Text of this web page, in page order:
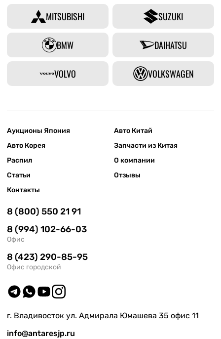
MITSUBISHI SUZUKI
BMW DAIHATSU
VOLVO VOLKSWAGEN
Аукционы Япония
Авто Китай
Авто Корея
Запчасти из Китая
Распил
О компании
Статьи
Отзывы
Контакты
8 (800) 550 21 91
8 (994) 102-66-03
Офис
8 (423) 290-85-95
Офис городской
г. Владивосток ул. Адмирала Юмашева 35 офис 11
info@antaresjp.ru